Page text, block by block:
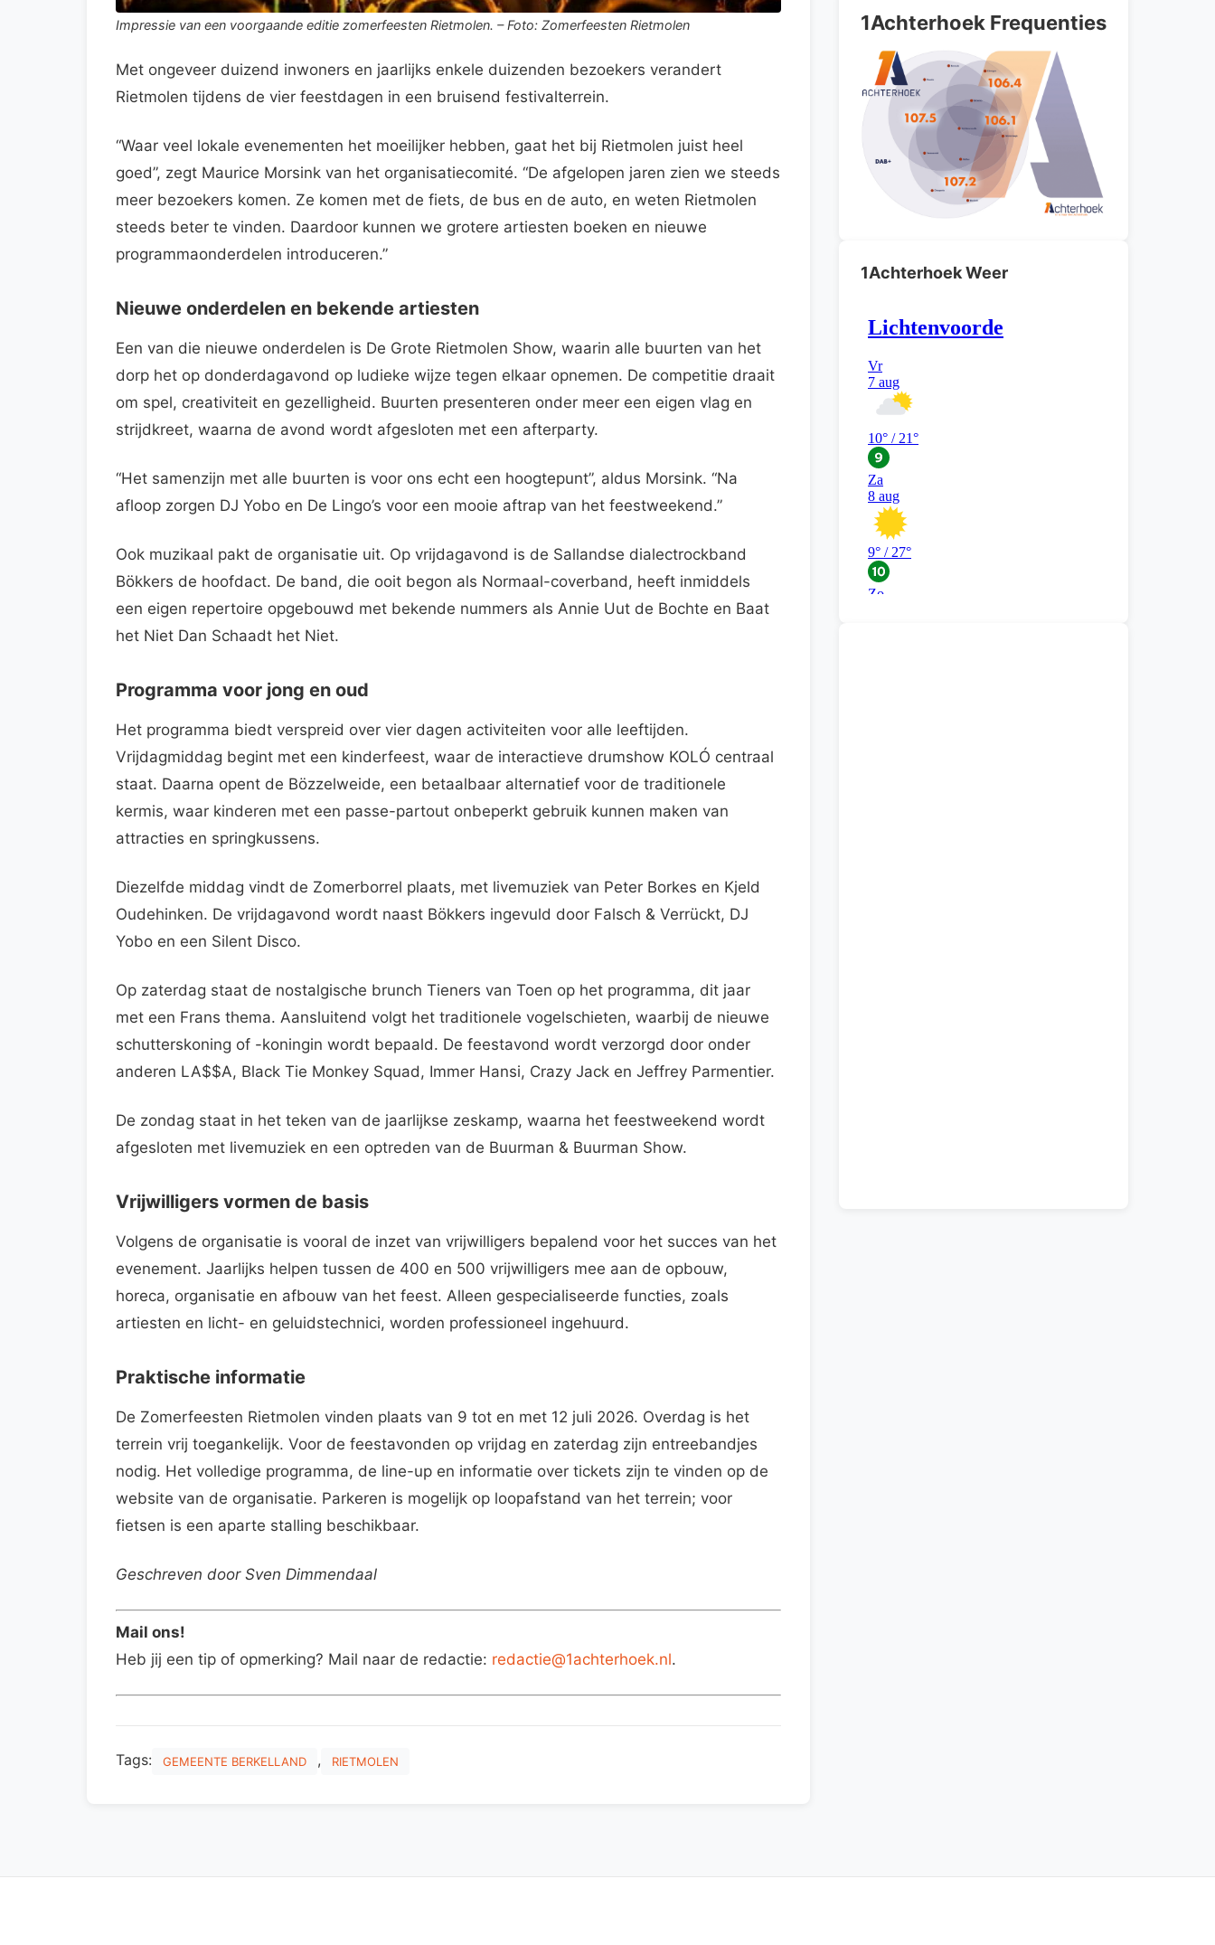
Impressie van een voorgaande editie zomerfeesten Rietmolen. – Foto: Zomerfeesten Rietmolen
Met ongeveer duizend inwoners en jaarlijks enkele duizenden bezoekers verandert
Rietmolen tijdens de vier feestdagen in een bruisend festivalterrein.
“Waar veel lokale evenementen het moeilijker hebben, gaat het bij Rietmolen juist heel
goed”, zegt Maurice Morsink van het organisatiecomité. “De afgelopen jaren zien we steeds
meer bezoekers komen. Ze komen met de fiets, de bus en de auto, en weten Rietmolen
steeds beter te vinden. Daardoor kunnen we grotere artiesten boeken en nieuwe
programmaonderdelen introduceren.”
Nieuwe onderdelen en bekende artiesten
Een van die nieuwe onderdelen is De Grote Rietmolen Show, waarin alle buurten van het
dorp het op donderdagavond op ludieke wijze tegen elkaar opnemen. De competitie draait
om spel, creativiteit en gezelligheid. Buurten presenteren onder meer een eigen vlag en
strijdkreet, waarna de avond wordt afgesloten met een afterparty.
“Het samenzijn met alle buurten is voor ons echt een hoogtepunt”, aldus Morsink. “Na
afloop zorgen DJ Yobo en De Lingo’s voor een mooie aftrap van het feestweekend.”
Ook muzikaal pakt de organisatie uit. Op vrijdagavond is de Sallandse dialectrockband
Bökkers de hoofdact. De band, die ooit begon als Normaal-coverband, heeft inmiddels
een eigen repertoire opgebouwd met bekende nummers als Annie Uut de Bochte en Baat
het Niet Dan Schaadt het Niet.
Programma voor jong en oud
Het programma biedt verspreid over vier dagen activiteiten voor alle leeftijden.
Vrijdagmiddag begint met een kinderfeest, waar de interactieve drumshow KOLÓ centraal
staat. Daarna opent de Bözzelweide, een betaalbaar alternatief voor de traditionele
kermis, waar kinderen met een passe-partout onbeperkt gebruik kunnen maken van
attracties en springkussens.
Diezelfde middag vindt de Zomerborrel plaats, met livemuziek van Peter Borkes en Kjeld
Oudehinken. De vrijdagavond wordt naast Bökkers ingevuld door Falsch & Verrückt, DJ
Yobo en een Silent Disco.
Op zaterdag staat de nostalgische brunch Tieners van Toen op het programma, dit jaar
met een Frans thema. Aansluitend volgt het traditionele vogelschieten, waarbij de nieuwe
schutterskoning of -koningin wordt bepaald. De feestavond wordt verzorgd door onder
anderen LA$$A, Black Tie Monkey Squad, Immer Hansi, Crazy Jack en Jeffrey Parmentier.
De zondag staat in het teken van de jaarlijkse zeskamp, waarna het feestweekend wordt
afgesloten met livemuziek en een optreden van de Buurman & Buurman Show.
Vrijwilligers vormen de basis
Volgens de organisatie is vooral de inzet van vrijwilligers bepalend voor het succes van het
evenement. Jaarlijks helpen tussen de 400 en 500 vrijwilligers mee aan de opbouw,
horeca, organisatie en afbouw van het feest. Alleen gespecialiseerde functies, zoals
artiesten en licht- en geluidstechnici, worden professioneel ingehuurd.
Praktische informatie
De Zomerfeesten Rietmolen vinden plaats van 9 tot en met 12 juli 2026. Overdag is het
terrein vrij toegankelijk. Voor de feestavonden op vrijdag en zaterdag zijn entreebandjes
nodig. Het volledige programma, de line-up en informatie over tickets zijn te vinden op de
website van de organisatie. Parkeren is mogelijk op loopafstand van het terrein; voor
fietsen is een aparte stalling beschikbaar.
Geschreven door Sven Dimmendaal
Mail ons!
Heb jij een tip of opmerking? Mail naar de redactie: redactie@1achterhoek.nl.
Tags: GEMEENTE BERKELLAND , RIETMOLEN
1Achterhoek Frequenties
1Achterhoek Weer